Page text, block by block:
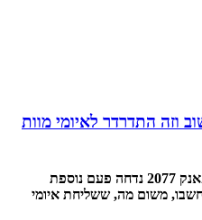
2077 נדחה שוב וזה התדרדר לאיומי מוות
תאריך יציאת המשחק סייברפאנק 2077 נדחה פעם נוספת
חשבו, משום מה, ששליחת איומי